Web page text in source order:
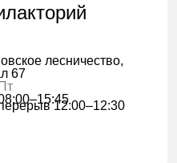
лесничество,
67
Пт
12:00–12:30